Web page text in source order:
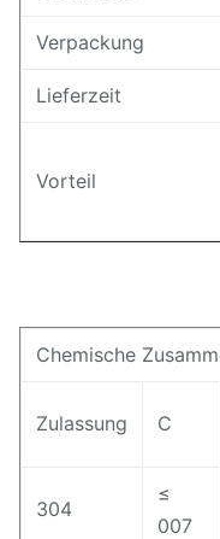
Verpackung
Lieferzeit
Vorteil
Chemische
Zulassung C
304
≤
007